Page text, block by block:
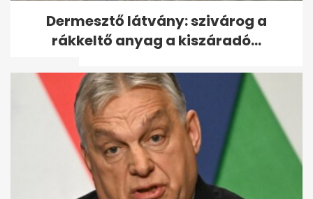
9 hazai kisvasút kánikulára:
hűvös erdei útvonalak
unokákkal
Dermesztő látvány: szivárog a
rákkeltő anyag a kiszáradó...